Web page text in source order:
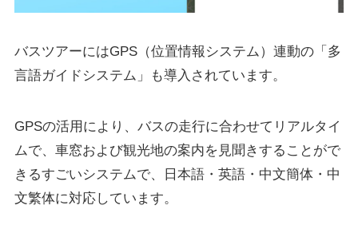
バスツアーにはGPS（位置情報システム）連動の「多
言語ガイドシステム」も導入されています。
GPSの活用により、バスの走行に合わせてリアルタイ
ムで、車窓および観光地の案内を見聞きすることがで
きるすごいシステムで、日本語・英語・中文簡体・中
文繁体に対応しています。